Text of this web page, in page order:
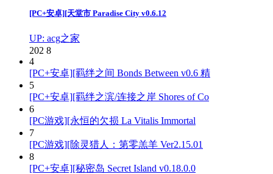
[PC+安卓][天堂市 Paradise City v0.6.12
UP: acg之家
202 8
4
[PC+安卓][羁绊之间 Bonds Between v0.6 精
5
[PC+安卓][羁绊之滨/连接之岸 Shores of Co
6
[PC游戏][永恒的欠损 La Vitalis Immortal
7
[PC游戏][除灵猎人：第零羔羊 Ver2.15.01
8
[PC+安卓][秘密岛 Secret Island v0.18.0.0